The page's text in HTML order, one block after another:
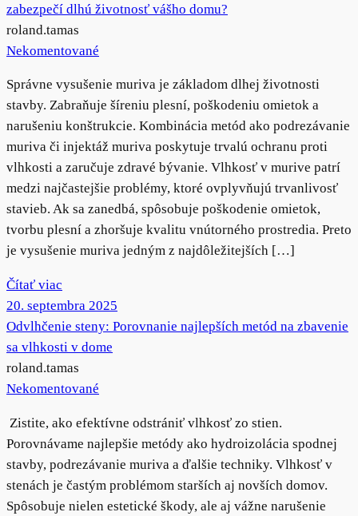
zabezpečí dlhú životnosť vášho domu?
roland.tamas
Nekomentované
Správne vysušenie muriva je základom dlhej životnosti
stavby. Zabraňuje šíreniu plesní, poškodeniu omietok a
narušeniu konštrukcie. Kombinácia metód ako podrezávanie
muriva či injektáž muriva poskytuje trvalú ochranu proti
vlhkosti a zaručuje zdravé bývanie. Vlhkosť v murive patrí
medzi najčastejšie problémy, ktoré ovplyvňujú trvanlivosť
stavieb. Ak sa zanedbá, spôsobuje poškodenie omietok,
tvorbu plesní a zhoršuje kvalitu vnútorného prostredia. Preto
je vysušenie muriva jedným z najdôležitejších […]
Čítať viac
20. septembra 2025
Odvlhčenie steny: Porovnanie najlepších metód na zbavenie
sa vlhkosti v dome
roland.tamas
Nekomentované
Zistite, ako efektívne odstrániť vlhkosť zo stien.
Porovnávame najlepšie metódy ako hydroizolácia spodnej
stavby, podrezávanie muriva a ďalšie techniky. Vlhkosť v
stenách je častým problémom starších aj novších domov.
Spôsobuje nielen estetické škody, ale aj vážne narušenie